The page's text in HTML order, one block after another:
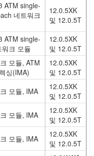
ATM single-
네트워크
12.0.5XK
및 12.0.5T
ATM single-
크 모듈
12.0.5XK
및 12.0.5T
모듈, ATM
싱(IMA)
12.0.5XK
및 12.0.5T
모듈, IMA
12.0.5XK
및 12.0.5T
모듈, IMA
12.0.5XK
및 12.0.5T
모듈, IMA
12.0.5XK
및 12.0.5T